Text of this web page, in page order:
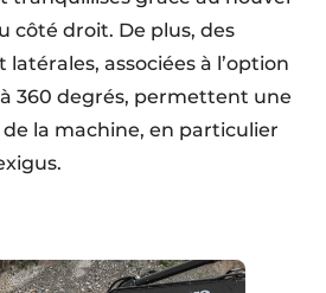
côté droit. De plus, des
associées à l’option
360 degrés, permettent une
la machine, en particulier